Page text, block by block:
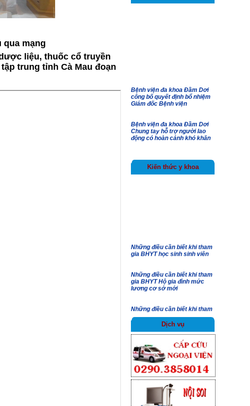
qua mạng
liệu, thuốc cổ truyền
trung tỉnh Cà Mau đoạn
công bố quyết định bổ nhiệm
Giám đốc Bệnh viện
Chung tay hỗ trợ người lao
động có hoàn cảnh khó khăn
Bệnh viện đa khoa Đầm Dơi
Kiến thức y khoa
gia BHYT học sinh sinh viên
gia BHYT Hộ gia đình mức
lương cơ sở mới
gia BHXH tự nguyện
Những lợi ích khi tham gia
BHXH tự nguyện, BHYT
Những chiến sỹ thầm lặng
Dịch vụ